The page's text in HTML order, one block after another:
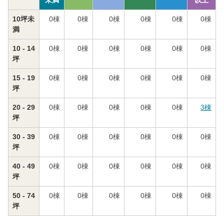
10坪未
満
0棟 0棟 0棟 0棟 0棟 0棟
10 - 14
坪
0棟 0棟 0棟 0棟 0棟 0棟
15 - 19
坪
0棟 0棟 0棟 0棟 0棟 0棟
20 - 29
坪
0棟 0棟 0棟 0棟 0棟 3棟
30 - 39
坪
0棟 0棟 0棟 0棟 0棟 0棟
40 - 49
坪
0棟 0棟 0棟 0棟 0棟 0棟
50 - 74
坪
0棟 0棟 0棟 0棟 0棟 0棟